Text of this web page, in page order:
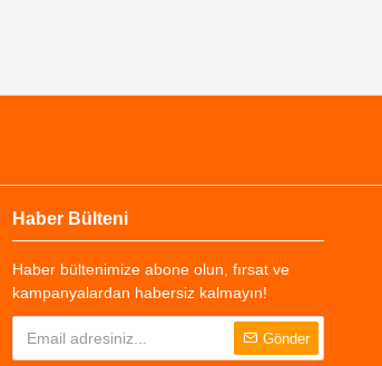
Haber Bülteni
Haber bültenimize abone olun, fırsat ve
kampanyalardan habersiz kalmayın!
Gönder